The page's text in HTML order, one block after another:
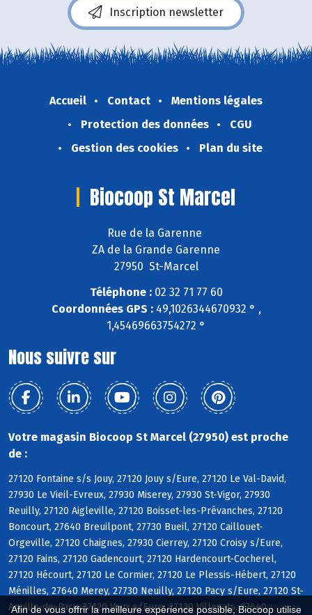
Afin de vous offrir la meilleure expérience possible, Biocoop utilise
Inscription newsletter
Accueil Contact
Mentions légales
Protection des données
CGU
Gestion des cookies
Plan du site
Biocoop St Marcel
Rue de la Garenne
ZA de la Grande Garenne
27950 St-Marcel
Téléphone :02 32 71 77 60
Coordonnées GPS :49,1026344670932 ° ,
1,45469663754272 °
Nous suivre sur
Votre magasin Biocoop St Marcel (27950) est proche
de :
27120 Fontaine s/s Jouy, 27120 Jouy s/Eure, 27120 Le Val-David,
27930 Le Vieil-Evreux, 27930 Miserey, 27930 St-Vigor, 27930
Reuilly, 27120 Aigleville, 27120 Boisset-les-Prévanches, 27120
Boncourt, 27640 Breuilpont, 27730 Bueil, 27120 Caillouet-
Orgeville, 27120 Chaignes, 27930 Cierrey, 27120 Croisy s/Eure,
27120 Fains, 27120 Gadencourt, 27120 Hardencourt-Cocherel,
27120 Hécourt, 27120 Le Cormier, 27120 Le Plessis-Hébert, 27120
Ménilles, 27640 Merey, 27730 Neuilly, 27120 Pacy s/Eure, 27120 St-
Aquilin-de-Pacy, 27120 Vaux s/Eure, 27120 Villegats, 27640